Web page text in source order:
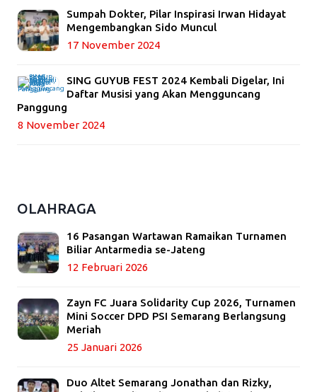
Sumpah Dokter, Pilar Inspirasi Irwan Hidayat
Mengembangkan Sido Muncul
17 November 2024
SING GUYUB FEST 2024 Kembali Digelar, Ini
Daftar Musisi yang Akan Mengguncang
Panggung
8 November 2024
OLAHRAGA
16 Pasangan Wartawan Ramaikan Turnamen
Biliar Antarmedia se-Jateng
12 Februari 2026
Zayn FC Juara Solidarity Cup 2026, Turnamen
Mini Soccer DPD PSI Semarang Berlangsung
Meriah
25 Januari 2026
Duo Altet Semarang Jonathan dan Rizky,